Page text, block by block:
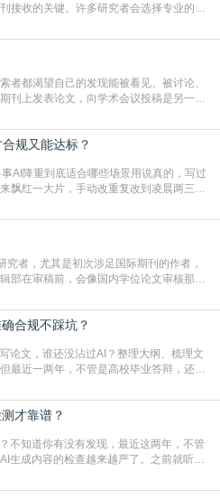
接收的关键。许多研究者会选择专业的语
的理解。如何系统、高效地打磨自己的论
际期刊的要求，是每位研究者值得投入学
就为大家介
者都渴望自己的发现能被看见、被讨论、
刊上发表论文，向学术会议投稿是另一个
与社会网络。本篇AEIC学术交流中心小编
、加速研究成果的传播与反馈学术会议通
期刊漫长的
规又能达标？
AI降重到底适合哪些场景用说真的，写过
飘红一大片，手动改重复改到凌晨两三
救命稻草，选对工具，半天就能搞定你两
用AI降重，但如果你符合下面这些场景，
者，尤其是初次涉足国际期刊的作者，
部在审稿前，会像国内学位论文审核那
对重复内容的审查是严谨投稿流程中不可
编就为大家介绍“投稿SCI有查重吗”。
大多数S
合规不踩坑？
论文，谁还没沾过AI？整理大纲、梳理文
最近一两年，不管是高校毕业答辩，还是
和普通查重到底有啥区别？这里说透：普
重复比例，防的是抄袭；AI查重查的是你
过
才靠谱？
不知道你有没有发现，最近这两年，不管
生成内容的检查越来越严了。之前就听身
真的太冤了。现在国内多数高校和核心期